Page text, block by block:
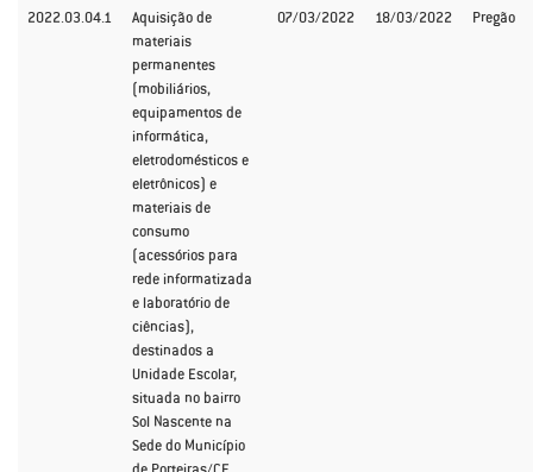
2022.03.04.1
Aquisição de
materiais
permanentes
(mobiliários,
equipamentos de
informática,
eletrodomésticos e
eletrônicos) e
materiais de
consumo
(acessórios para
rede informatizada
e laboratório de
ciências),
destinados a
Unidade Escolar,
situada no bairro
Sol Nascente na
Sede do Município
07/03/2022 18/03/2022 Pregão